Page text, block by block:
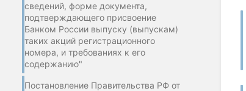
сведений, форме документа,
подтверждающего присвоение
Банком России выпуску (выпускам)
таких акций регистрационного
номера, и требованиях к его
содержанию"
Постановление Правительства РФ от